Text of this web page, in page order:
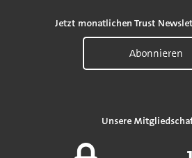
Jetzt monatlichen Trust
Abonnieren
Unsere